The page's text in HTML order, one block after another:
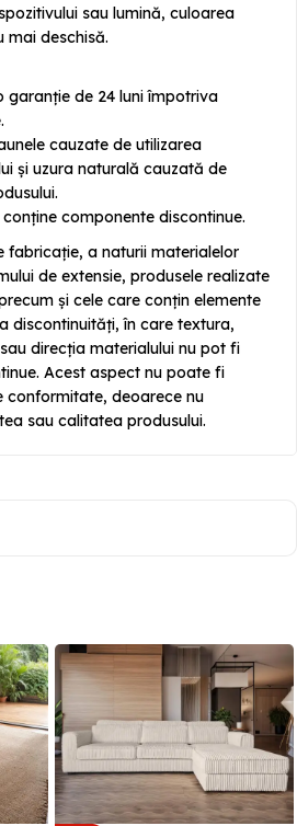
sau lumină, culoarea
mai deschisă.
garanție de 24 luni împotriva
cauzate de utilizarea
și uzura naturală cauzată de
componente discontinue.
fabricație, a naturii materialelor
de extensie, produsele realizate
și cele care conțin elemente
discontinuități, în care textura,
direcția materialului nu pot fi
Acest aspect nu poate fi
conformitate, deoarece nu
sau calitatea produsului.